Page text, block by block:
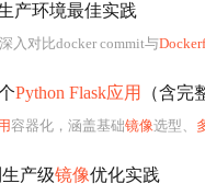
产环境最佳实践
入对比docker commit与
Python Flask应用 （含完
容器化，涵盖基础镜像选型、
产级镜像优化实践